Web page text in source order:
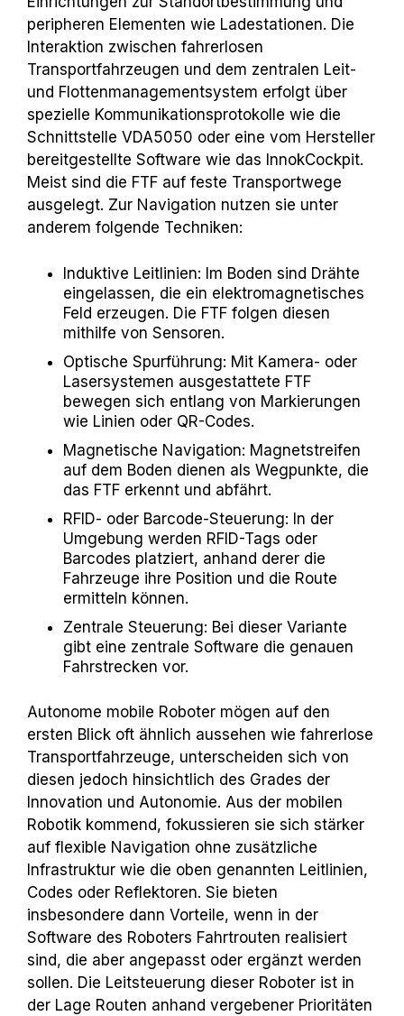
peripheren Elementen wie Ladestationen. Die
Interaktion zwischen fahrerlosen
Transportfahrzeugen und dem zentralen Leit-
und Flottenmanagementsystem erfolgt über
spezielle Kommunikationsprotokolle wie die
Schnittstelle VDA5050 oder eine vom Hersteller
bereitgestellte Software wie das InnokCockpit.
Meist sind die FTF auf feste Transportwege
ausgelegt. Zur Navigation nutzen sie unter
anderem folgende Techniken:
Induktive Leitlinien: Im Boden sind Drähte
eingelassen, die ein elektromagnetisches
Feld erzeugen. Die FTF folgen diesen
mithilfe von Sensoren.
Optische Spurführung: Mit Kamera- oder
Lasersystemen ausgestattete FTF
bewegen sich entlang von Markierungen
wie Linien oder QR-Codes.
Magnetische Navigation: Magnetstreifen
auf dem Boden dienen als Wegpunkte, die
das FTF erkennt und abfährt.
RFID- oder Barcode-Steuerung: In der
Umgebung werden RFID-Tags oder
Barcodes platziert, anhand derer die
Fahrzeuge ihre Position und die Route
ermitteln können.
Zentrale Steuerung: Bei dieser Variante
gibt eine zentrale Software die genauen
Fahrstrecken vor.
Autonome mobile Roboter mögen auf den
ersten Blick oft ähnlich aussehen wie fahrerlose
Transportfahrzeuge, unterscheiden sich von
diesen jedoch hinsichtlich des Grades der
Innovation und Autonomie. Aus der mobilen
Robotik kommend, fokussieren sie sich stärker
auf flexible Navigation ohne zusätzliche
Infrastruktur wie die oben genannten Leitlinien,
Codes oder Reflektoren. Sie bieten
insbesondere dann Vorteile, wenn in der
Software des Roboters Fahrtrouten realisiert
sind, die aber angepasst oder ergänzt werden
sollen. Die Leitsteuerung dieser Roboter ist in
der Lage Routen anhand vergebener Prioritäten